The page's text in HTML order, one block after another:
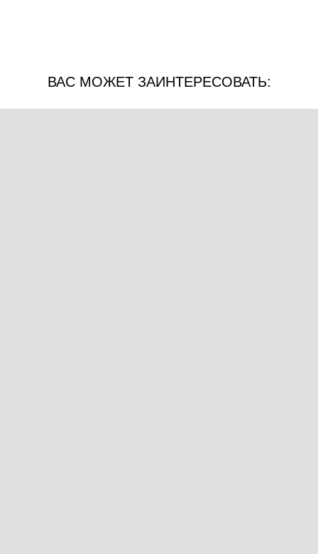
ВАС МОЖЕТ ЗАИНТЕРЕСОВАТЬ: